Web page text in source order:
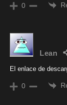
0
Lean
El enlace de
0